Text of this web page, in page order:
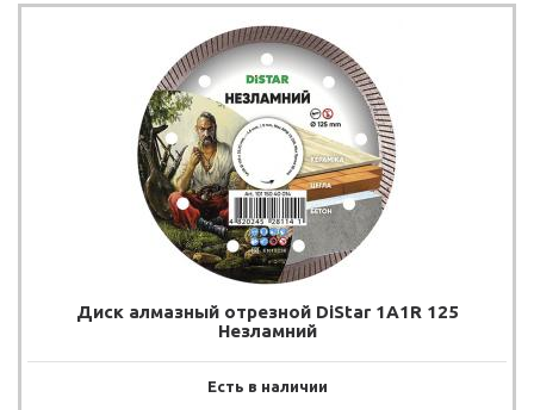
Диск алмазный отрезной DiStar 1A1R 125
Незламний
Есть в наличии